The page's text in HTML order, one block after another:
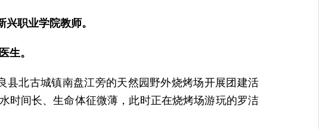
职业学院教师。
生。
县北古城镇南盘江旁的天然园野外烧烤场开展团建活
时间长、生命体征微薄，此时正在烧烤场游玩的罗洁